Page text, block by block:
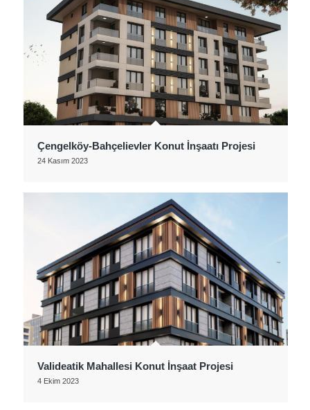
Çengelköy-Bahçelievler Konut İnşaatı Projesi
24 Kasım 2023
Valideatik Mahallesi Konut İnşaat Projesi
4 Ekim 2023